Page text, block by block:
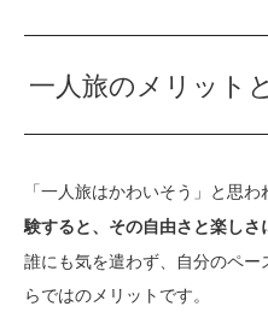
一人旅のメリット
「一人旅はかわいそう」と思わ
験すると、その自由さと楽しさ
誰にも気を遣わず、自分のペ
らではのメリットです。